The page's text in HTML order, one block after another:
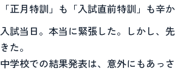
「正月特訓」も「入試直前特訓」も辛
入試当日。本当に緊張した。しかし、
きた。
中学校での結果発表は、意外にもあっ